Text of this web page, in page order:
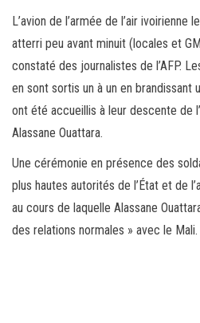
L’avion de l’armée de l’air ivoirienne
atterri peu avant minuit (locales et
constaté des journalistes de l’AFP.
en sont sortis un à un en brandissant
ont été accueillis à leur descente de
Alassane Ouattara.
Une cérémonie en présence des
plus hautes autorités de l’État et de
au cours de laquelle Alassane
des relations normales » avec le Mali.